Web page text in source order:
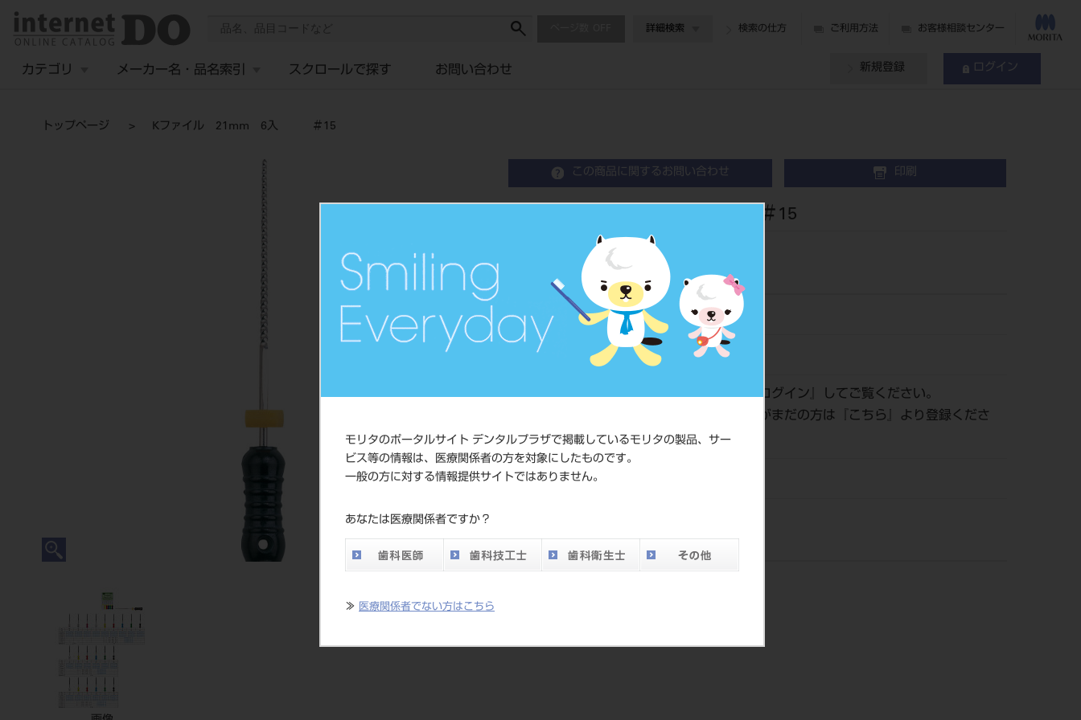
モリタのポータルサイト デンタルプラザで掲載しているモリタの製品、サー
ビス等の情報は、医療関係者の方を対象にしたものです。
一般の方に対する情報提供サイトではありません。
あなたは医療関係者ですか？
≫ 医療関係者でない方はこちら
詳細検索 検索の仕方 ご利用方法 お客様相談センター
カテゴリ メーカー名・品名索引 スクロールで探す お問い合わせ 新規登録 ログイン
トップページ Kファイル 21mm 6入 ＃15
この商品に関するお問い合わせ 印刷
Kファイル 21mm 6入 ＃15
歯科用ファイル
品目コード 20239005215
JAN/EANコード 4546951501679
価格の確認は『ログイン 』してご覧ください。
ネット会員登録がまだの方は『
こちら
』より登録くださ
い。
メーカー
ジ